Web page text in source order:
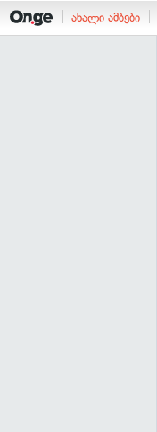
ახალი ამბები